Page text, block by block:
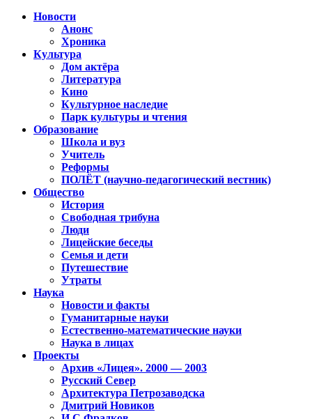
Новости
Анонс
Хроника
Культура
Дом актёра
Литература
Кино
Культурное наследие
Парк культуры и чтения
Образование
Школа и вуз
Учитель
Реформы
ПОЛЁТ (научно-педагогический вестник)
Общество
История
Свободная трибуна
Люди
Лицейские беседы
Семья и дети
Путешествие
Утраты
Наука
Новости и факты
Гуманитарные науки
Естественно-математические науки
Наука в лицах
Проекты
Архив «Лицея». 2000 — 2003
Русский Север
Архитектура Петрозаводска
Дмитрий Новиков